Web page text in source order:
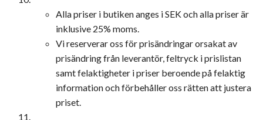
Alla priser i butiken anges i SEK och alla priser är
inklusive 25% moms.
Vi reserverar oss för prisändringar orsakat av
prisändring från leverantör, feltryck i prislistan
samt felaktigheter i priser beroende på felaktig
information och förbehåller oss rätten att justera
priset.